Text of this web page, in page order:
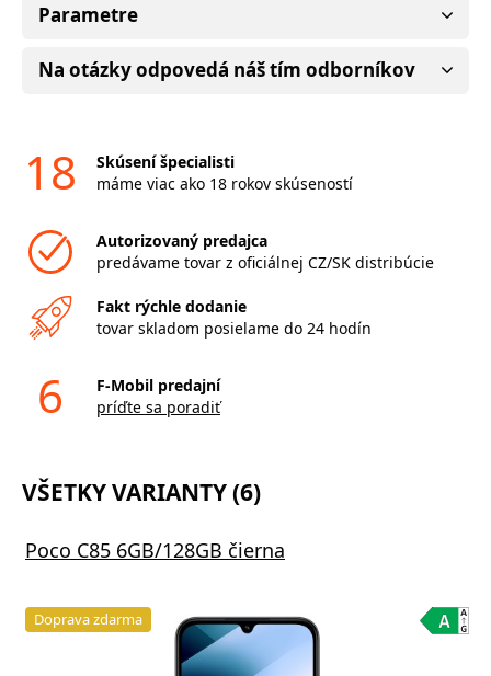
Parametre
Na otázky odpovedá náš tím odborníkov
18
Skúsení špecialisti
máme viac ako 18 rokov skúseností
Autorizovaný predajca
predávame tovar z oficiálnej CZ/SK distribúcie
Fakt rýchle dodanie
tovar skladom posielame do 24 hodín
6
F-Mobil predajní
príďte sa poradiť
VŠETKY VARIANTY (6)
Poco C85 6GB/128GB čierna
Doprava zdarma